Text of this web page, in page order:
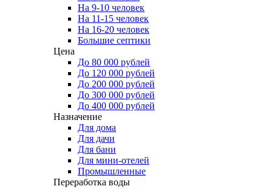
На 9-10 человек
На 11-15 человек
На 16-20 человек
Большие септики
Цена
До 80 000 рублей
До 120 000 рублей
До 200 000 рублей
До 300 000 рублей
До 400 000 рублей
Назначение
Для дома
Для дачи
Для бани
Для мини-отелей
Промышленные
Переработка воды